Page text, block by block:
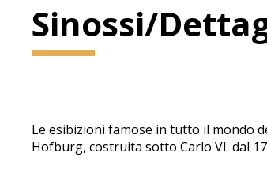
Sinossi/
Le esibizioni famose in tutto il mondo
Hofburg, costruita sotto Carlo VI. dal